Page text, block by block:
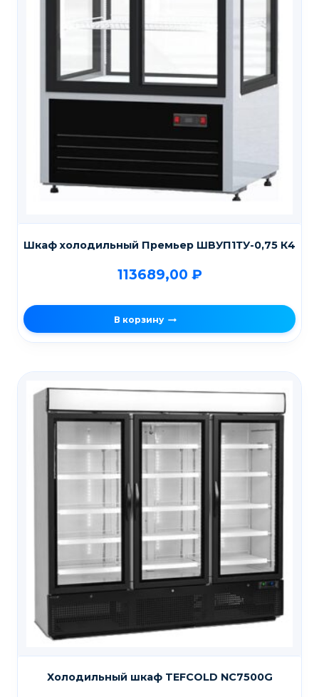
Шкаф холодильный Премьер ШВУП1ТУ-0,75 К4
113689,00 ₽
В корзину
Холодильный шкаф TEFCOLD NC7500G